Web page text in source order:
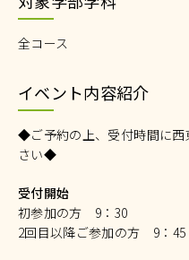
全コース
イベント内容紹介
◆ご予約の上、受付時間に西
さい◆
受付開始
初参加の方 9：30
2回目以降ご参加の方 9：45